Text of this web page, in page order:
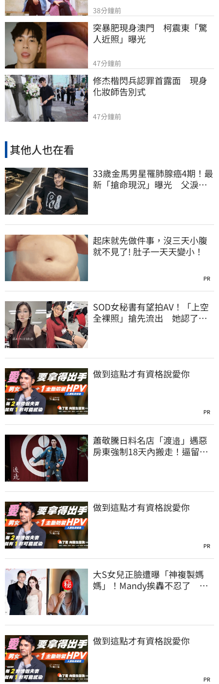
38分鐘前
突暴肥現身澳門　柯震東「驚
人近照」曝光
47分鐘前
修杰楷閃兵認罪首露面　現身
化妝師告別式
47分鐘前
其他人也在看
33歲金馬男星罹肺腺癌4期！最
新「搶命現況」曝光 父淚
起床就先做件事，沒三天小腹
就不見了! 肚子一天天變小！
PR
SOD女秘書有望拍AV！「上空
全裸照」搶先流出 她認了：
做到這點才有資格說愛你
PR
蕭敬騰日料名店「渡邉」遇惡
房東強制18天內搬走！逼留裝
做到這點才有資格說愛你
PR
大S女兒正臉遭曝「神複製媽
媽」！Mandy挨轟不忍了 罕
做到這點才有資格說愛你
PR